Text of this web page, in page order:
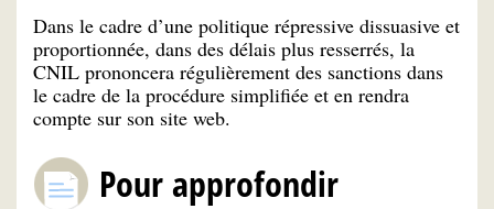
Dans le cadre d’une politique répressive dissuasive et
proportionnée, dans des délais plus resserrés, la
CNIL prononcera régulièrement des sanctions dans
le cadre de la procédure simplifiée et en rendra
compte sur son site web.
Pour approfondir